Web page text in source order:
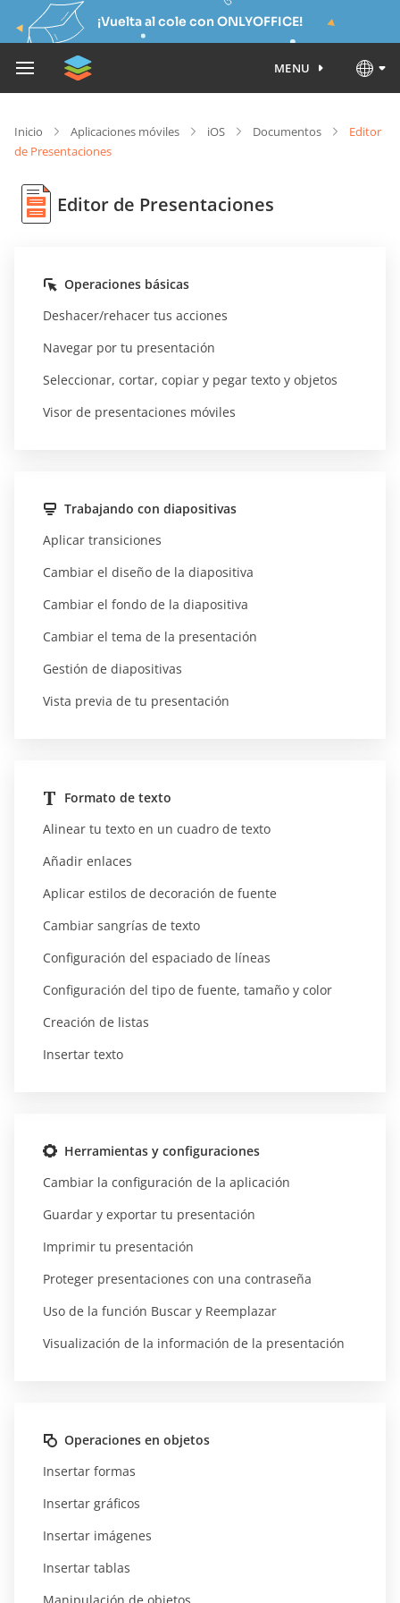
¡Vuelta al cole con ONLYOFFICE!
MENU
Inicio Aplicaciones móviles iOS Documentos
Editor
de Presentaciones
Editor de Presentaciones
Operaciones básicas
Deshacer/rehacer tus acciones
Navegar por tu presentación
Seleccionar, cortar, copiar y pegar texto y objetos
Visor de presentaciones móviles
Trabajando con diapositivas
Aplicar transiciones
Cambiar el diseño de la diapositiva
Cambiar el fondo de la diapositiva
Cambiar el tema de la presentación
Gestión de diapositivas
Vista previa de tu presentación
Formato de texto
Alinear tu texto en un cuadro de texto
Añadir enlaces
Aplicar estilos de decoración de fuente
Cambiar sangrías de texto
Configuración del espaciado de líneas
Configuración del tipo de fuente, tamaño y color
Creación de listas
Insertar texto
Herramientas y configuraciones
Cambiar la configuración de la aplicación
Guardar y exportar tu presentación
Imprimir tu presentación
Proteger presentaciones con una contraseña
Uso de la función Buscar y Reemplazar
Visualización de la información de la presentación
Operaciones en objetos
Insertar formas
Insertar gráficos
Insertar imágenes
Insertar tablas